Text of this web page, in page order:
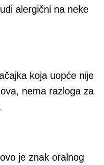
alergični na neke
koja uopće nije
nema razloga za
je znak oralnog